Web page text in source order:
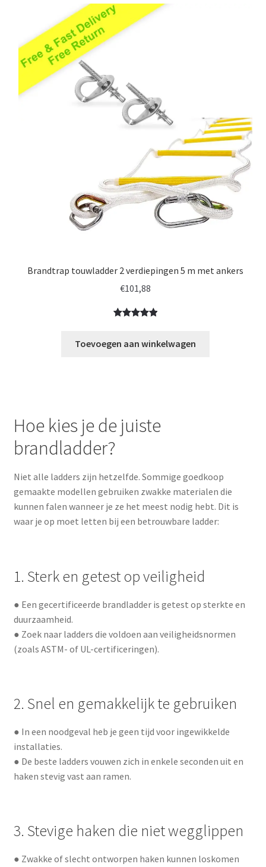
Brandtrap touwladder 2 verdiepingen 5 m met ankers
€101,88
Toevoegen aan winkelwagen
Hoe kies je de juiste
brandladder?
Niet alle ladders zijn hetzelfde. Sommige goedkoop
gemaakte modellen gebruiken zwakke materialen die
kunnen falen wanneer je ze het meest nodig hebt. Dit is
waar je op moet letten bij een betrouwbare ladder:
1. Sterk en getest op veiligheid
● Een gecertificeerde brandladder is getest op sterkte en
duurzaamheid.
● Zoek naar ladders die voldoen aan veiligheidsnormen
(zoals ASTM- of UL-certificeringen).
2. Snel en gemakkelijk te gebruiken
● In een noodgeval heb je geen tijd voor ingewikkelde
installaties.
● De beste ladders vouwen zich in enkele seconden uit en
haken stevig vast aan ramen.
3. Stevige haken die niet wegglippen
● Zwakke of slecht ontworpen haken kunnen loskomen